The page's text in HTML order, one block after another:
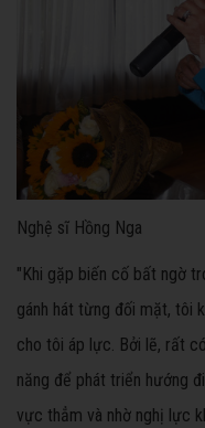
Nghệ sĩ Hồng Nga
"Khi gặp biến cố bất ngờ
gánh hát từng đối mặt, tôi
cho tôi áp lực. Bởi lẽ, rất
năng để phát triển hướng
vực thẳm và nhờ nghị lực